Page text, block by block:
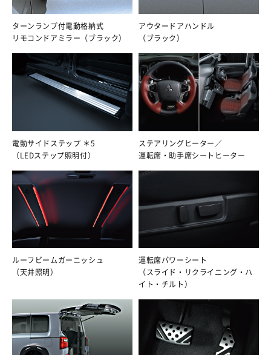
ターンランプ付電動格納式
リモコンドアミラー（ブラック）
アウタードアハンドル
（ブラック）
電動サイドステップ ＊5
（LEDステップ照明付）
ステアリングヒーター／
運転席・助手席シートヒーター
ルーフビームガーニッシュ
（天井照明）
運転席パワーシート
（スライド・リクライニング・ハ
イト・チルト）